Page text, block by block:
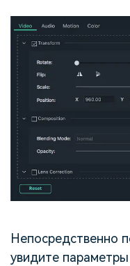
Непосредственно
увидите параметры